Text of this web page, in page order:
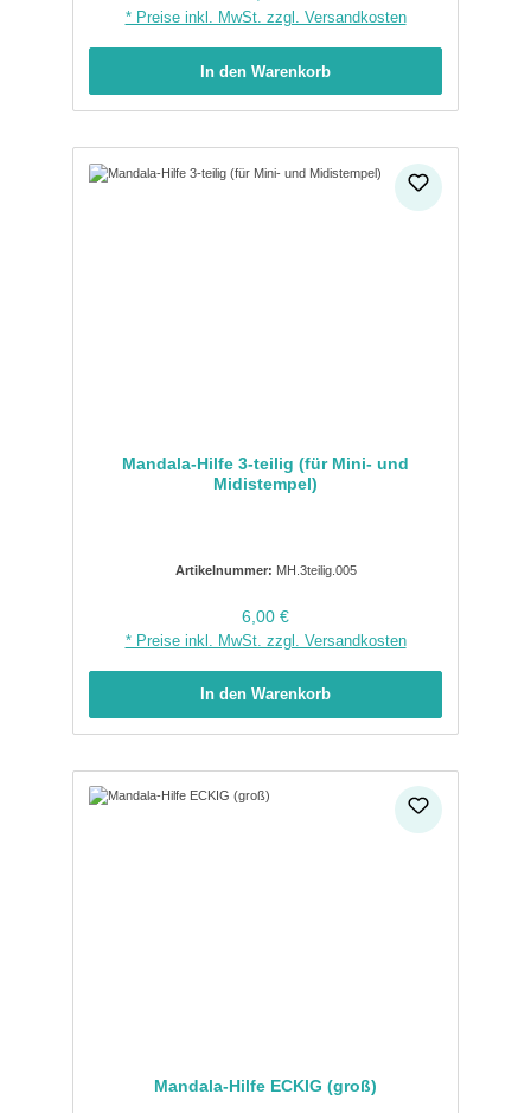
* Preise inkl. MwSt. zzgl. Versandkosten
In den Warenkorb
Mandala-Hilfe 3-teilig (für Mini- und
Midistempel)
Artikelnummer: MH.3teilig.005
Regulärer Preis:
6,00 €
* Preise inkl. MwSt. zzgl. Versandkosten
In den Warenkorb
Mandala-Hilfe ECKIG (groß)